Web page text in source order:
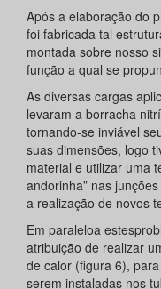
Após a elaboração do
foi fabricada tal
montada sobre nosso
função a qual se
As diversas cargas
levaram a borracha
tornando-se inviável
suas dimensões, logo
material e utilizar uma
andorinha” nas
a realização de novos
Em paraleloa
atribuição de realizar
de calor (figura 6),
serem instaladas nos